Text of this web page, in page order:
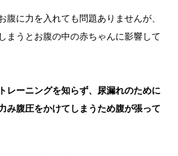
腹に力を入れても問題ありませんが、
まうとお腹の中の赤ちゃんに影響して
レーニングを知らず、尿漏れのために
み腹圧をかけてしまうため腹が張って